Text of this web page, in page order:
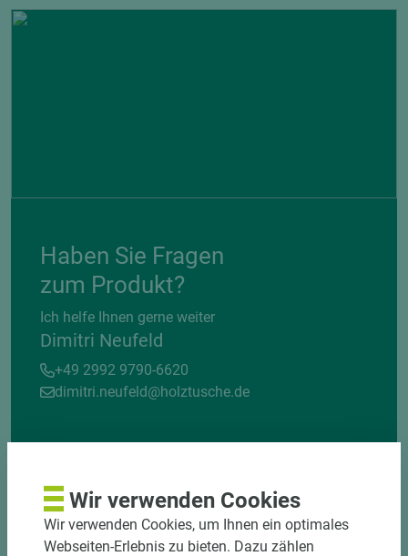
Haben Sie Fragen
zum Produkt?
Ich helfe Ihnen gerne weiter
Dimitri Neufeld
+49 2992 9790-6620
dimitri.neufeld@holztusche.de
Wir verwenden Cookies
Wir verwenden Cookies, um Ihnen ein optimales
Webseiten-Erlebnis zu bieten. Dazu zählen